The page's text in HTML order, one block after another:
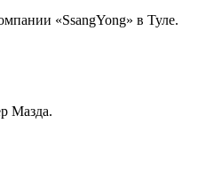
«SsangYong» в Туле.
Мазда.